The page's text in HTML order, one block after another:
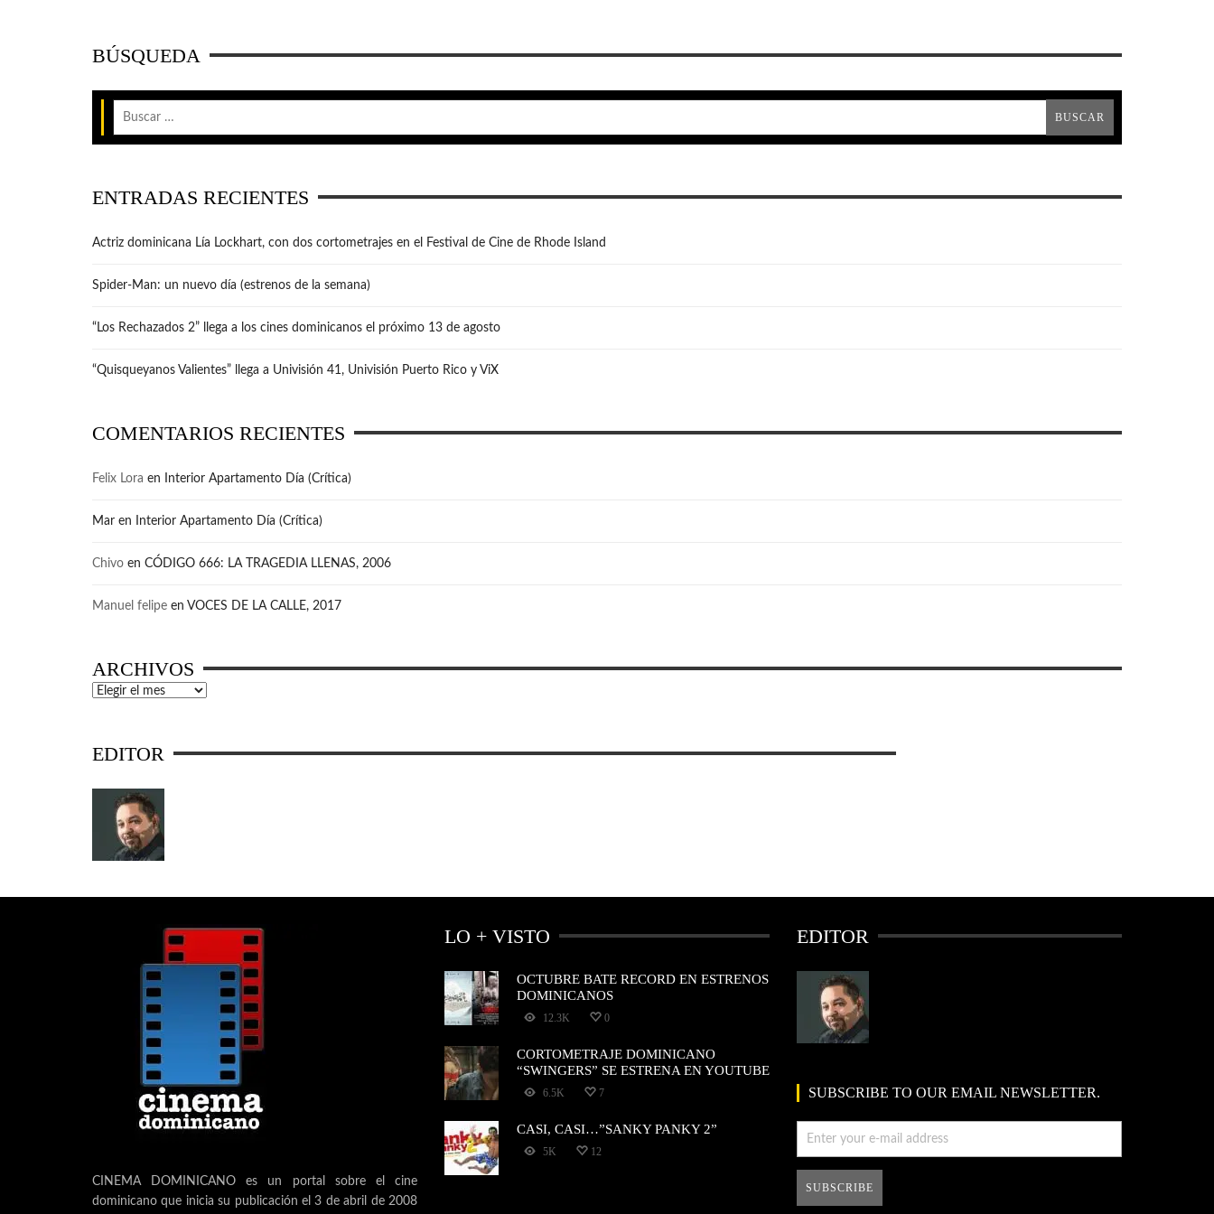
BÚSQUEDA
ENTRADAS RECIENTES
Actriz dominicana Lía Lockhart, con dos cortometrajes en el Festival de Cine de Rhode Island
Spider-Man: un nuevo día (estrenos de la semana)
“Los Rechazados 2” llega a los cines dominicanos el próximo 13 de agosto
“Quisqueyanos Valientes” llega a Univisión 41, Univisión Puerto Rico y ViX
COMENTARIOS RECIENTES
Felix Lora en Interior Apartamento Día (Crítica)
Mar en Interior Apartamento Día (Crítica)
Chivo en CÓDIGO 666: LA TRAGEDIA LLENAS, 2006
Manuel felipe en VOCES DE LA CALLE, 2017
ARCHIVOS
Archivos
EDITOR
CINEMA DOMINICANO es un portal sobre el cine
dominicano que inicia su publicación el 3 de abril de 2008
LO + VISTO
OCTUBRE BATE RECORD EN ESTRENOS
DOMINICANOS
12.3K 0
CORTOMETRAJE DOMINICANO
“SWINGERS” SE ESTRENA EN YOUTUBE
6.5K 7
CASI, CASI…”SANKY PANKY 2”
5K 12
EDITOR
SUBSCRIBE TO OUR EMAIL NEWSLETTER.